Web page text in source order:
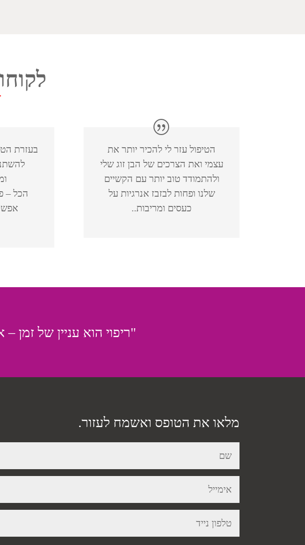
בעזרת
הכל –
הטיפול עזר לי להכיר יותר את
עצמי ואת הצרכים של הבן זוג שלי
ולהתמודד טוב יותר עם הקשיים
שלנו ופחות לבזבז אנרגיות על
כעסים ומריבות..
"ריפוי הוא עניין של זמן
מלאו את הטופס ואשמח לעזור.